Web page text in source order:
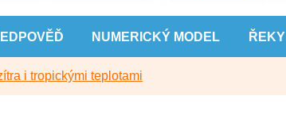
NUMERICKÝ MODEL ŘEKY
i tropickými teplotami